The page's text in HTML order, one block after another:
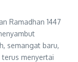
Ramadhan 1447
semangat baru,
menyertai